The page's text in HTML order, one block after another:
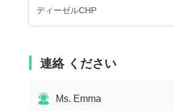
ディーゼルCHP
連絡 ください
Ms. Emma